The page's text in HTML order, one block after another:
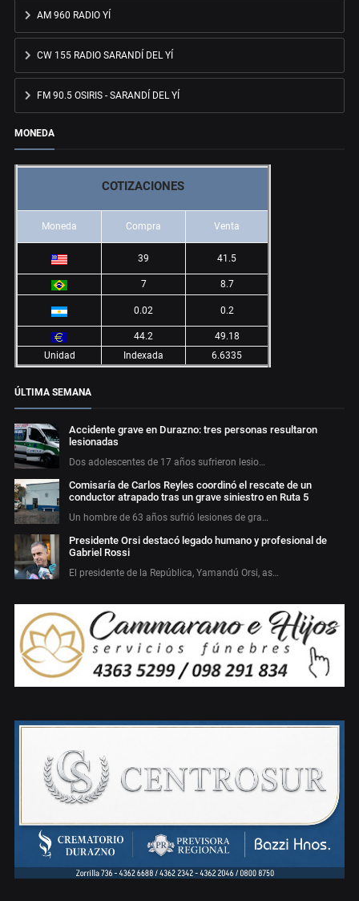
AM 960 RADIO YÍ
CW 155 RADIO SARANDÍ DEL YÍ
FM 90.5 OSIRIS - SARANDÍ DEL YÍ
MONEDA
COTIZACIONES
Moneda Compra Venta
39 41.5
7 8.7
0.02 0.2
44.2
49.18
Unidad
Indexada 6.6335
ÚLTIMA SEMANA
Accidente grave en Durazno: tres personas resultaron
lesionadas
Dos adolescentes de 17 años sufrieron lesio…
Comisaría de Carlos Reyles coordinó el rescate de un
conductor atrapado tras un grave siniestro en Ruta 5
Un hombre de 63 años sufrió lesiones de gra…
Presidente Orsi destacó legado humano y profesional de
Gabriel Rossi
El presidente de la República, Yamandú Orsi, as…